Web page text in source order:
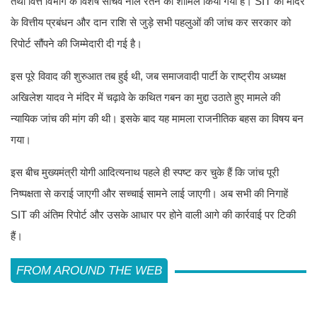
के वित्तीय प्रबंधन और दान राशि से जुड़े सभी पहलुओं की जांच कर सरकार को
रिपोर्ट सौंपने की जिम्मेदारी दी गई है।
इस पूरे विवाद की शुरुआत तब हुई थी, जब समाजवादी पार्टी के राष्ट्रीय अध्यक्ष
अखिलेश यादव ने मंदिर में चढ़ावे के कथित गबन का मुद्दा उठाते हुए मामले की
न्यायिक जांच की मांग की थी। इसके बाद यह मामला राजनीतिक बहस का विषय बन
गया।
इस बीच मुख्यमंत्री योगी आदित्यनाथ पहले ही स्पष्ट कर चुके हैं कि जांच पूरी
निष्पक्षता से कराई जाएगी और सच्चाई सामने लाई जाएगी। अब सभी की निगाहें
SIT की अंतिम रिपोर्ट और उसके आधार पर होने वाली आगे की कार्रवाई पर टिकी
हैं।
FROM AROUND THE WEB